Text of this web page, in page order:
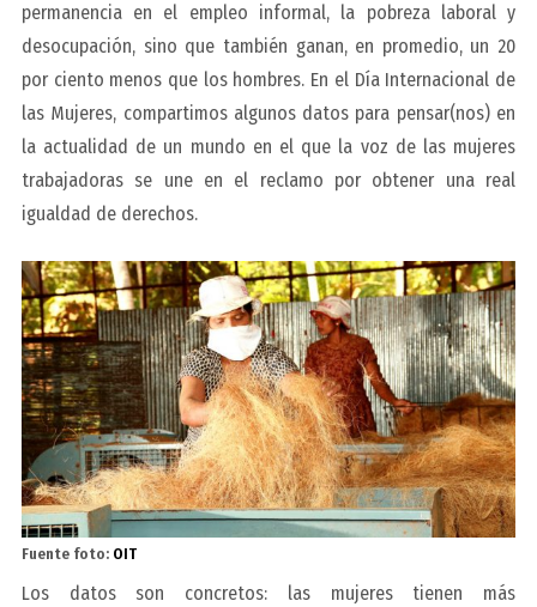
permanencia en el empleo informal, la pobreza laboral y
desocupación, sino que también ganan, en promedio, un 20
por ciento menos que los hombres. En el Día Internacional de
las Mujeres, compartimos algunos datos para pensar(nos) en
la actualidad de un mundo en el que la voz de las mujeres
trabajadoras se une en el reclamo por obtener una real
igualdad de derechos.
Fuente foto: OIT
Los datos son concretos: las mujeres tienen más